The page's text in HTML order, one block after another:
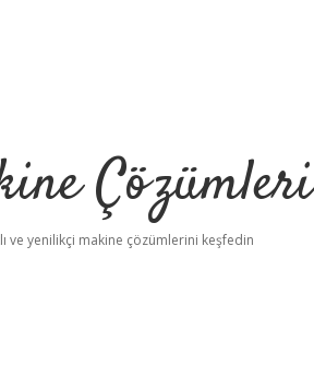
Çözümleri
ve yenilikçi makine çözümlerini keşfedin